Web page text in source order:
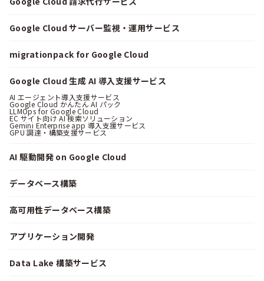
Google Cloud サーバー監視・運用サービス
migrationpack for Google Cloud
Google Cloud 生成 AI 導入支援サービス
AI エージェント導入支援サービス
Google Cloud かんたん AI パック
LLMOps for Google Cloud
EC サイト向け AI 検索ソリューション
Gemini Enterprise app 導入支援サービス
GPU 調達・構築支援サービス
AI 駆動開発 on Google Cloud
データベース構築
高可用性データベース構築
アプリケーション開発
Data Lake 構築サービス